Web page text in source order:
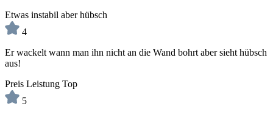
Etwas instabil aber hübsch
4
Er wackelt wann man ihn nicht an die Wand bohrt aber sieht hübsch
aus!
Preis Leistung Top
5